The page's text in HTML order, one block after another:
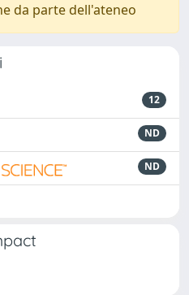
da parte dell'ateneo
12
ND
ND